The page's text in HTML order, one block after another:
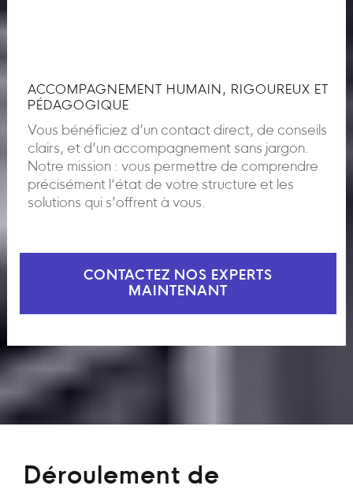
ACCOMPAGNEMENT HUMAIN, RIGOUREUX ET
PÉDAGOGIQUE
Vous bénéficiez d’un contact direct, de conseils
clairs, et d’un accompagnement sans jargon.
Notre mission : vous permettre de comprendre
précisément l’état de votre structure et les
solutions qui s’offrent à vous.
CONTACTEZ NOS EXPERTS
MAINTENANT
Déroulement de